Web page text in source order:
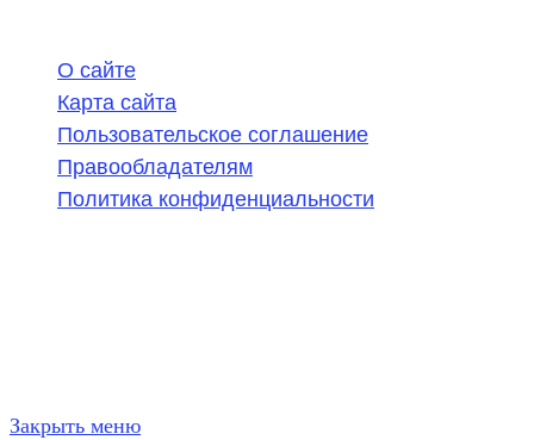
О сайте
Карта сайта
Пользовательское соглашение
Правообладателям
Политика конфиденциальности
Закрыть меню